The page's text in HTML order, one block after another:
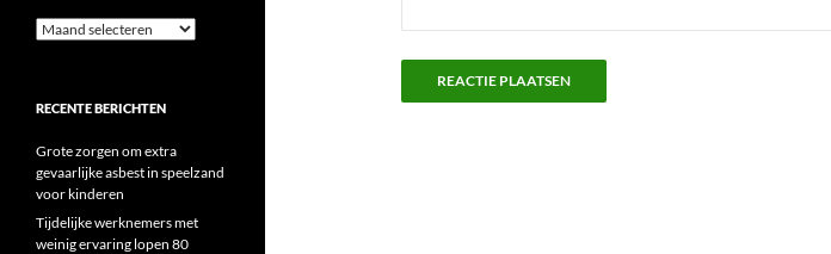
Archief
RECENTE BERICHTEN
Grote zorgen om extra
gevaarlijke asbest in speelzand
voor kinderen
Tijdelijke werknemers met
weinig ervaring lopen 80